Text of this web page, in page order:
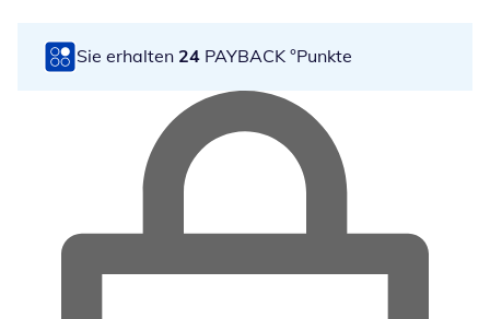
Sie erhalten 24 PAYBACK °Punkte